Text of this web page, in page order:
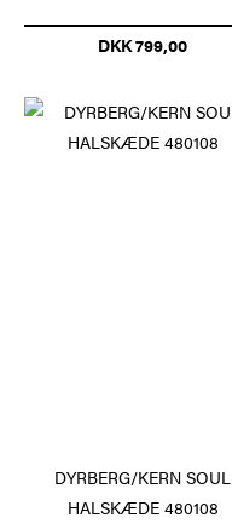
DKK 799,00
DYRBERG/KERN SOUL
HALSKÆDE 480108